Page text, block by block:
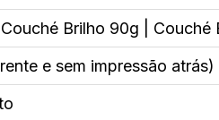
Brilho 90g | Couché
e sem impressão atrás)